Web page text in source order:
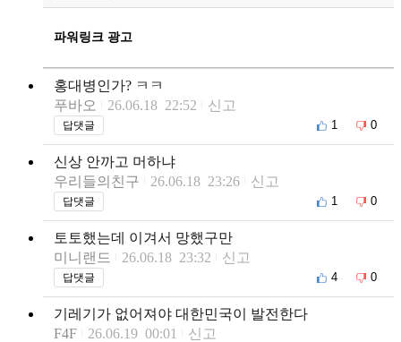
파워링크 광고
홍대병인가? ㅋㅋ
푸바오
26.06.18 22:52 신고
답댓글 1 0
신상 안까고 머하냐
우리들의친구
26.06.18 23:26 신고
답댓글 1 0
토토했는데 이겨서 망했구만
미니랜드
26.06.18 23:32 신고
답댓글 4 0
기레기가 없어져야 대한민국이 발전한다
F4F
26.06.19 00:01 신고